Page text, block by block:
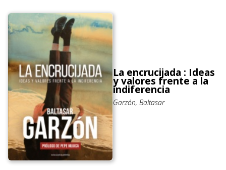
La encrucijada : Ideas
y valores frente a la
indiferencia
Garzón, Baltasar